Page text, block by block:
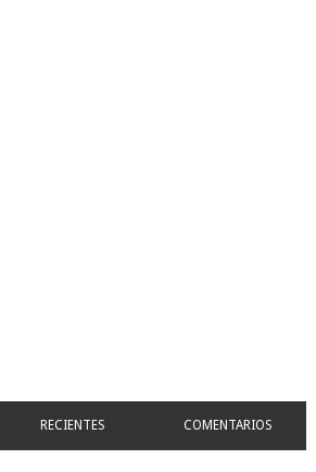
RECIENTES COMENTARIOS